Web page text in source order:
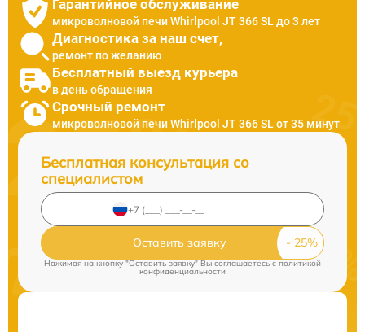
Гарантийное обслуживание
микроволновой печи Whirlpool JT 366 SL до 3 лет
Диагностика за наш счет,
ремонт по желанию
Бесплатный выезд курьера
в день обращения
Срочный ремонт
микроволновой печи Whirlpool JT 366 SL от 35 минут
Бесплатная консультация со
специалистом
Оставить заявку
Нажимая на кнопку "Оставить заявку" Вы соглашаетесь c политикой
конфиденциальности